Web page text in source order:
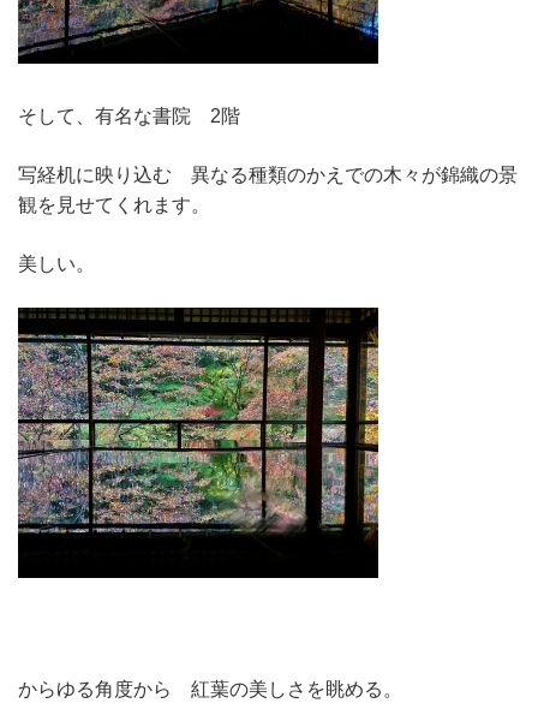
そして、有名な書院 2階
写経机に映り込む 異なる種類のかえでの木々が錦織の景
観を見せてくれます。
美しい。
からゆる角度から 紅葉の美しさを眺める。